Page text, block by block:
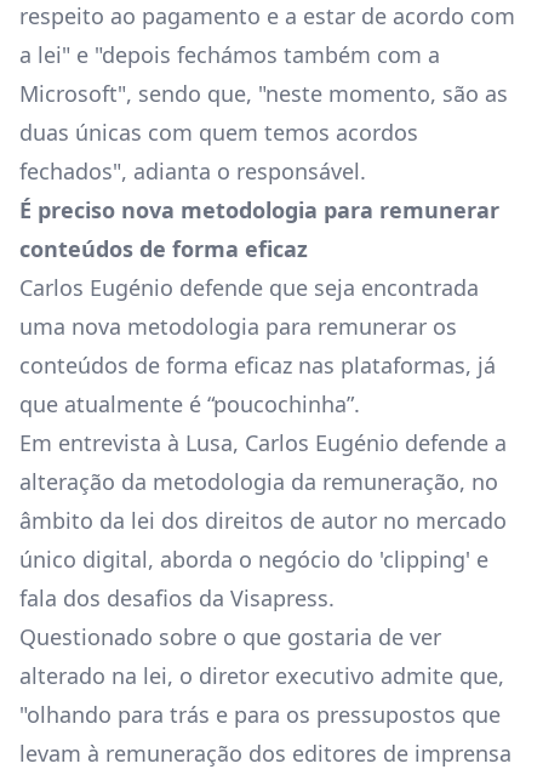
respeito ao pagamento e a estar de acordo com
a lei" e "depois fechámos também com a
Microsoft", sendo que, "neste momento, são as
duas únicas com quem temos acordos
fechados", adianta o responsável.
É preciso nova metodologia para remunerar
conteúdos de forma eficaz
Carlos Eugénio defende que seja encontrada
uma nova metodologia para remunerar os
conteúdos de forma eficaz nas plataformas, já
que atualmente é “poucochinha”.
Em entrevista à Lusa, Carlos Eugénio defende a
alteração da metodologia da remuneração, no
âmbito da lei dos direitos de autor no mercado
único digital, aborda o negócio do 'clipping' e
fala dos desafios da Visapress.
Questionado sobre o que gostaria de ver
alterado na lei, o diretor executivo admite que,
"olhando para trás e para os pressupostos que
levam à remuneração dos editores de imprensa